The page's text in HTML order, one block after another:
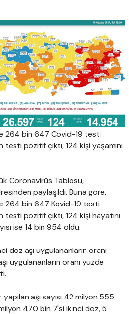
264 bin 647 Covid-19 testi
testi pozitif çıktı, 124 kişi yaşamını
Coronavirüs Tablosu,
paylaşıldı. Buna göre,
264 bin 647 Kovid-19 testi
testi pozitif çıktı, 124 kişi hayatını
ise 14 bin 954 oldu.
doz aşı uygulananların oranı
uygulananların oranı yüzde
aşı sayısı 42 milyon 555
470 bin 7'si ikinci doz, 5